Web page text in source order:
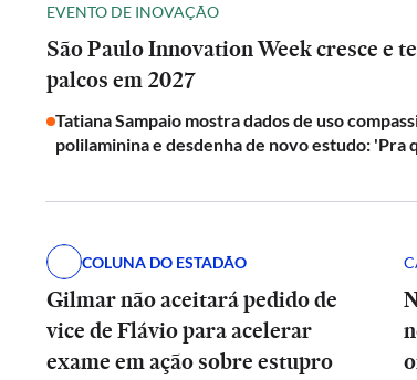
EVENTO DE INOVAÇÃO
São Paulo Innovation Week cresce e
palcos em 2027
Tatiana Sampaio mostra dados de uso
polilaminina e desdenha de novo estudo: 'Pra
COLUNA DO ESTADÃO
Gilmar não aceitará pedido de
vice de Flávio para acelerar
exame em ação sobre estupro